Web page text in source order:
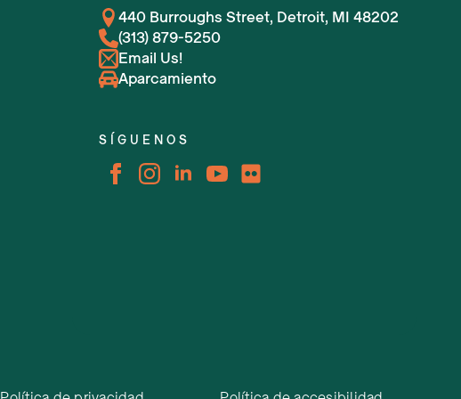
440 Burroughs Street, Detroit, MI 48202
(313) 879-5250
Email Us!
Aparcamiento
SÍGUENOS